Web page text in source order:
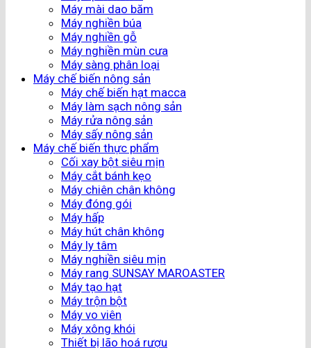
Máy mài dao băm
Máy nghiền búa
Máy nghiền gỗ
Máy nghiền mùn cưa
Máy sàng phân loại
Máy chế biến nông sản
Máy chế biến hạt macca
Máy làm sạch nông sản
Máy rửa nông sản
Máy sấy nông sản
Máy chế biến thực phẩm
Cối xay bột siêu mịn
Máy cắt bánh kẹo
Máy chiên chân không
Máy đóng gói
Máy hấp
Máy hút chân không
Máy ly tâm
Máy nghiền siêu mịn
Máy rang SUNSAY MAROASTER
Máy tạo hạt
Máy trộn bột
Máy vo viên
Máy xông khói
Thiết bị lão hoá rượu